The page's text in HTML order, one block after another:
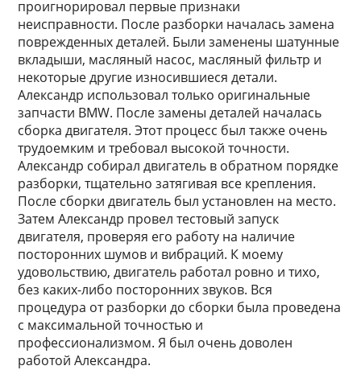
проигнорировал первые признаки
неисправности. После разборки началась замена
поврежденных деталей. Были заменены шатунные
вкладыши, масляный насос, масляный фильтр и
некоторые другие износившиеся детали.
Александр использовал только оригинальные
запчасти BMW. После замены деталей началась
сборка двигателя. Этот процесс был также очень
трудоемким и требовал высокой точности.
Александр собирал двигатель в обратном порядке
разборки, тщательно затягивая все крепления.
После сборки двигатель был установлен на место.
Затем Александр провел тестовый запуск
двигателя, проверяя его работу на наличие
посторонних шумов и вибраций. К моему
удовольствию, двигатель работал ровно и тихо,
без каких-либо посторонних звуков. Вся
процедура от разборки до сборки была проведена
с максимальной точностью и
профессионализмом. Я был очень доволен
работой Александра.